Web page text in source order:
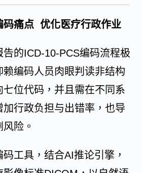
码痛点 优化医疗行政作业
的ICD-10-PCS编码流程极
编码人员肉眼判读非结构
位代码，并且需在不同系
行政负担与出错率，也导
险。
工具，结合AI推论引擎，